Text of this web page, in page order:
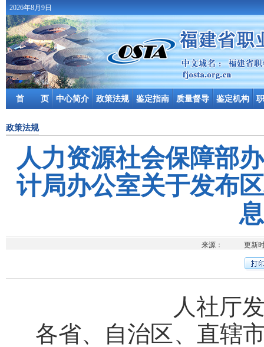
2026年8月9日
首 页 中心简介 政策法规 鉴定指南 质量督导 鉴定机构
政策法规
人力资源社会保障部
计局办公室关于发布
来源： 更新时
人社厅
各省、自治区、直辖